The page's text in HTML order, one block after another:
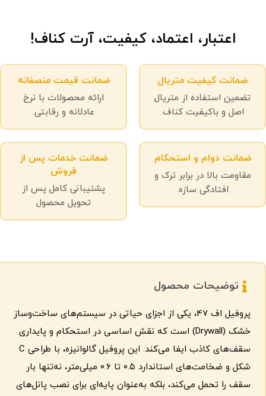
اعتبار، اعتماد، کیفیت، آرت کناف!
ضمانت کیفیت متریال
تضمین استفاده از متریال
اصل و باکیفیت کناف.
ضمانت قیمت منصفانه
ارائه محصولات با نرخ
عادلانه و رقابتی.
ضمانت دوام و استحکام
مقاومت بالا در برابر ترک و
افتادگی سازه.
ضمانت خدمات پس از
فروش
پشتیبانی کامل پس از
تحویل محصول
توضیحات محصول
پروفیل اف 47، یکی از اجزای حیاتی در سیستم‌های ساخت‌وساز
خشک (Drywall) است که نقش اساسی در استحکام و پایداری
سقف‌های کاذب ایفا می‌کند. این پروفیل گالوانیزه، با طراحی C
شکل و ضخامت‌های استاندارد ۰.۵ تا ۰.۶ میلی‌متر، نه‌تنها بار
سقف را تحمل می‌کند، بلکه به‌عنوان پایه‌ای برای نصب پانل‌های